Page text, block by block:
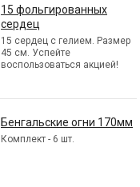
15 фольгированных
сердец
15 сердец с гелием. Размер
45 см. Успейте
воспользоваться акцией!
Бенгальские огни 170мм
Комплект - 6 шт.